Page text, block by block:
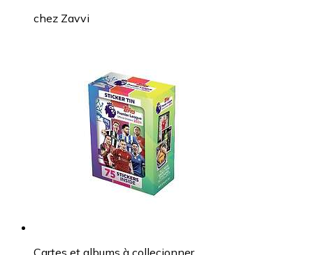
chez Zavvi
Cartes et albums à collecionner